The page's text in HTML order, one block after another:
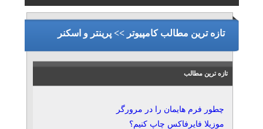
۰۹۹۱۹۷۳۳۳۵۰
تازه ترین مطالب کامپیوتر >> پرینتر و اسکنر
تازه ترین مطالب
چطور فرم هایمان را در مرورگر
موزیلا فایرفاکس چاپ کنیم؟